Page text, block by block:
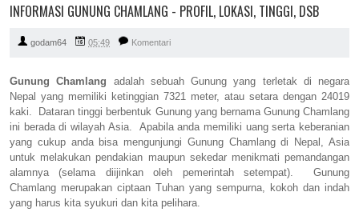
INFORMASI GUNUNG CHAMLANG - PROFIL, LOKASI, TINGGI, DSB
godam64 05:49 Komentari
Gunung Chamlang adalah sebuah Gunung yang terletak di negara
Nepal yang memiliki ketinggian 7321 meter, atau setara dengan 24019
kaki. Dataran tinggi berbentuk Gunung yang bernama Gunung Chamlang
ini berada di wilayah Asia. Apabila anda memiliki uang serta keberanian
yang cukup anda bisa mengunjungi Gunung Chamlang di Nepal, Asia
untuk melakukan pendakian maupun sekedar menikmati pemandangan
alamnya (selama diijinkan oleh pemerintah setempat). Gunung
Chamlang merupakan ciptaan Tuhan yang sempurna, kokoh dan indah
yang harus kita syukuri dan kita pelihara.